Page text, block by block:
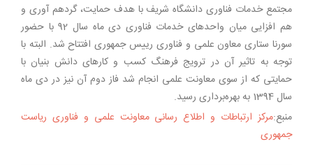
مجتمع خدمات فناوری دانشگاه شریف با هدف حمایت، گردهم آوری و
هم افزایی میان واحدهای خدمات فناوری دی ماه سال 92 با حضور
سورنا ستاری معاون علمی و فناوری رییس جمهوری افتتاح شد. البته با
توجه به تاثير آن در ترويج فرهنگ كسب و كار‌های دانش بنيان با
حمايتی که از سوی معاونت علمی انجام شد فاز دوم آن نيز در دی ماه
سال 1394 به بهره‌برداری رسيد.
منبع:مرکز ارتباطات و اطلاع رسانی معاونت علمی و فناوری ریاست
جمهوری